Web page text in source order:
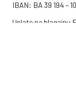
IBAN: BA 39 194 -
Uplate na blagajnu